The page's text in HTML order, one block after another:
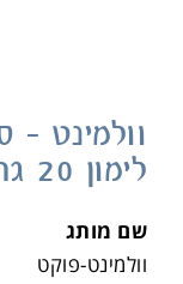
וולמינט
לימון 20 גרם
שם מותג
וולמינט-פוקט